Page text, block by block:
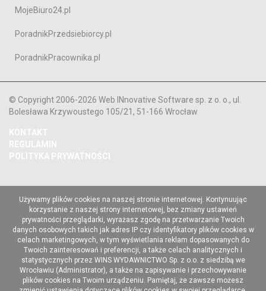
MojeBiuro24.pl
PoradnikPrzedsiebiorcy.pl
PoradnikPracownika.pl
© Copyright 2006-2026 Web INnovative Software sp. z o. o., ul.
Bolesława Krzywoustego 105/21, 51-166 Wrocław
KONTAKT
REGULAMIN
POLITYKA PRYWATNOŚCI
Używamy plików cookies na naszej stronie internetowej. Kontynuując
korzystanie z naszej strony internetowej, bez zmiany ustawień
prywatności przeglądarki, wyrażasz zgodę na przetwarzanie Twoich
danych osobowych takich jak adres IP czy identyfikatory plików cookies w
celach marketingowych, w tym wyświetlania reklam dopasowanych do
Twoich zainteresowań i preferencji, a także celach analitycznych i
statystycznych przez WINS WYDAWNICTWO Sp. z o.o. z siedzibą we
Wrocławiu (Administrator), a także na zapisywanie i przechowywanie
plików cookies na Twoim urządzeniu. Pamiętaj, że zawsze możesz